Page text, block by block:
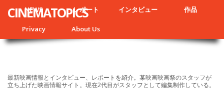
NEWS レポート インタビュー 作品
Privacy About Us
CINEMATOPICS
最新映画情報とインタビュー、レポートを紹介。某映画映画祭のスタッフが
立ち上げた映画情報サイト。現在2代目がスタッフとして編集制作している。